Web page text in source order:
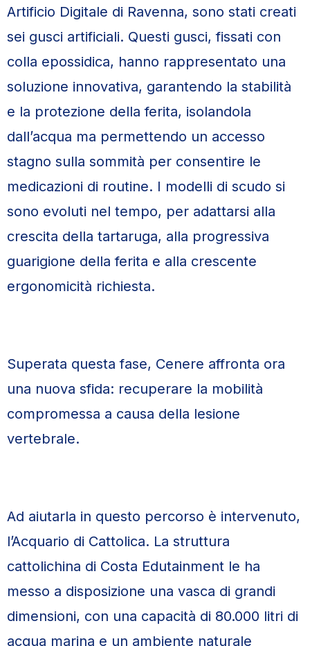
Artificio Digitale di Ravenna, sono stati creati
sei gusci artificiali. Questi gusci, fissati con
colla epossidica, hanno rappresentato una
soluzione innovativa, garantendo la stabilità
e la protezione della ferita, isolandola
dall’acqua ma permettendo un accesso
stagno sulla sommità per consentire le
medicazioni di routine. I modelli di scudo si
sono evoluti nel tempo, per adattarsi alla
crescita della tartaruga, alla progressiva
guarigione della ferita e alla crescente
ergonomicità richiesta.
Superata questa fase, Cenere affronta ora
una nuova sfida: recuperare la mobilità
compromessa a causa della lesione
vertebrale.
Ad aiutarla in questo percorso è intervenuto,
l’Acquario di Cattolica. La struttura
cattolichina di Costa Edutainment le ha
messo a disposizione una vasca di grandi
dimensioni, con una capacità di 80.000 litri di
acqua marina e un ambiente naturale